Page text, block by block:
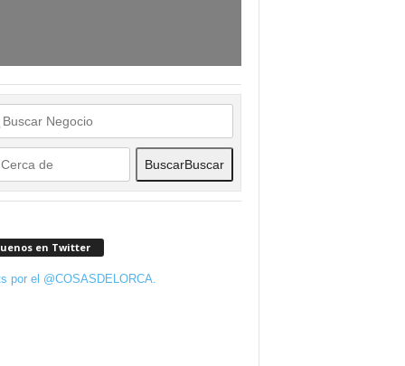
BuscarBuscar
en Twitter
por el @COSASDELORCA.